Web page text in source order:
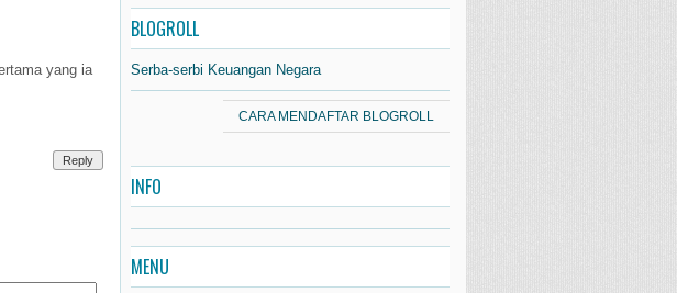
yang ia
Reply
BLOGROLL
Serba-serbi Keuangan Negara
CARA MENDAFTAR BLOGROLL
INFO
MENU